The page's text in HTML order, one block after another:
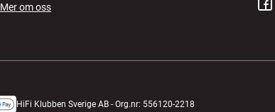
Mer om oss
HiFi Klubben Sverige AB - Org.nr: 556120-2218